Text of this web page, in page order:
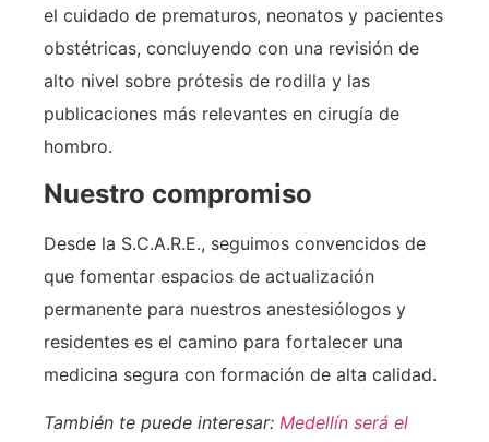
el cuidado de prematuros, neonatos y pacientes
obstétricas, concluyendo con una revisión de
alto nivel sobre prótesis de rodilla y las
publicaciones más relevantes en cirugía de
hombro.
Nuestro compromiso
Desde la S.C.A.R.E., seguimos convencidos de
que fomentar espacios de actualización
permanente para nuestros anestesiólogos y
residentes es el camino para fortalecer una
medicina segura con formación de alta calidad.
También te puede interesar: Medellín será el